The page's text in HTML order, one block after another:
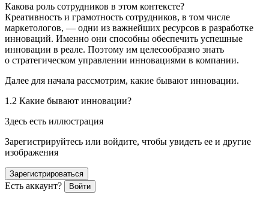
Какова роль сотрудников в этом контексте?
Креативность и грамотность сотрудников, в том числе
маркетологов, — одни из важнейших ресурсов в разработке
инноваций. Именно они способны обеспечить успешные
инновации в реале. Поэтому им целесообразно знать
о стратегическом управлении инновациями в компании.
Далее для начала рассмотрим, какие бывают инновации.
1.2 Какие бывают инновации?
Здесь есть иллюстрация
Зарегистрируйтесь или войдите, чтобы увидеть ее и другие
изображения
Зарегистрироваться
Есть аккаунт? Войти